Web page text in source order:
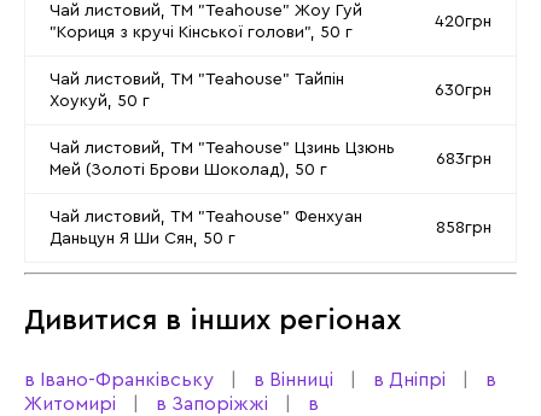
Чай листовий, ТМ "Teahouse" Жоу Гуй
"Кориця з кручі Кінської голови", 50 г
420грн
Чай листовий, ТМ "Teahouse" Тайпін
Хоукуй, 50 г
630грн
Чай листовий, ТМ "Teahouse" Цзинь Цзюнь
Мей (Золоті Брови Шоколад), 50 г
683грн
Чай листовий, ТМ "Teahouse" Фенхуан
Даньцун Я Ши Сян, 50 г
858грн
Дивитися в інших регіонах
в Івано-Франківську в Вінниці в Дніпрі
в
Житомирі
в Запоріжжі
в